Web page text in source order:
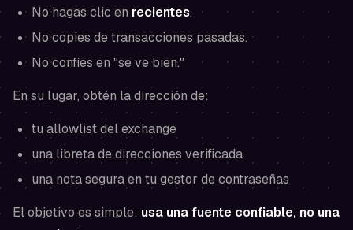
No hagas clic en recientes.
No copies de transacciones pasadas.
No confíes en "se ve bien."
En su lugar, obtén la dirección de:
tu allowlist del exchange
una libreta de direcciones verificada
una nota segura en tu gestor de contraseñas
El objetivo es simple: usa una fuente confiable, no una